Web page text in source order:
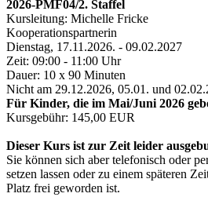
2026-PMF04/2. Staffel
Kursleitung: Michelle Fricke
Kooperationspartnerin
Dienstag, 17.11.2026. - 09.02.2027
Zeit: 09:00 - 11:00 Uhr
Dauer: 10 x 90 Minuten
Nicht am 29.12.2026, 05.01. und
Für Kinder, die im Mai/Juni 2026
Kursgebühr: 145,00 EUR
Dieser Kurs ist zur Zeit leider
Sie können sich aber telefonisch oder
setzen lassen oder zu einem späteren
Platz frei geworden ist.